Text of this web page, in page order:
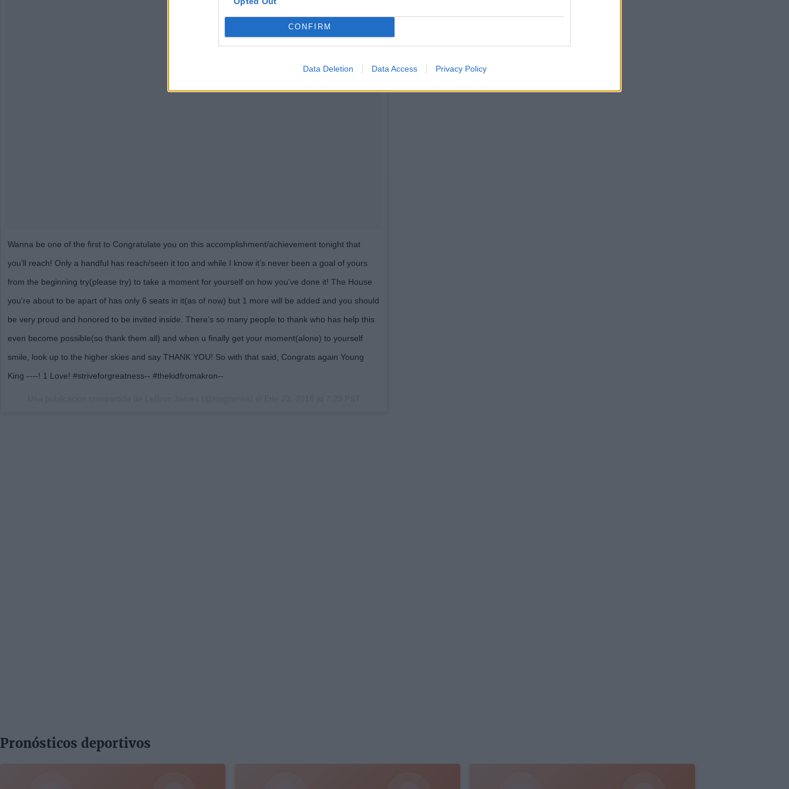
CONFIRM
Data Deletion Data Access Privacy Policy
Wanna be one of the first to Congratulate you on this accomplishment/achievement tonight that
you’ll reach! Only a handful has reach/seen it too and while I know it’s never been a goal of yours
from the beginning try(please try) to take a moment for yourself on how you’ve done it! The House
you’re about to be apart of has only 6 seats in it(as of now) but 1 more will be added and you should
be very proud and honored to be invited inside. There’s so many people to thank who has help this
even become possible(so thank them all) and when u finally get your moment(alone) to yourself
smile, look up to the higher skies and say THANK YOU! So with that said, Congrats again Young
King ----! 1 Love! #striveforgreatness-- #thekidfromakron--
Pronósticos deportivos